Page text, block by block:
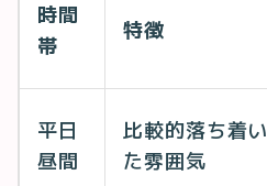
時間
帯
特徴
平日
昼間
比較的落ち着い
た雰囲気